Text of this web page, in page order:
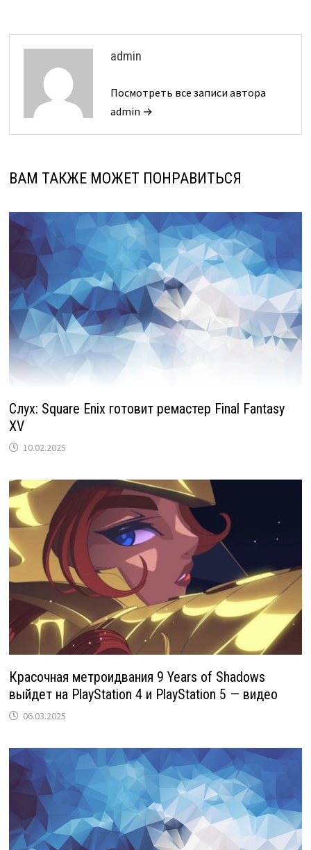
admin
Посмотреть все записи автора
admin →
ВАМ ТАКЖЕ МОЖЕТ ПОНРАВИТЬСЯ
Слух: Square Enix готовит ремастер Final Fantasy
XV
10.02.2025
Красочная метроидвания 9 Years of Shadows
выйдет на PlayStation 4 и PlayStation 5 — видео
06.03.2025